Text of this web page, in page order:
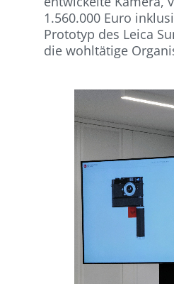
1.560.000 Euro
Prototyp des Leica
die wohltätige